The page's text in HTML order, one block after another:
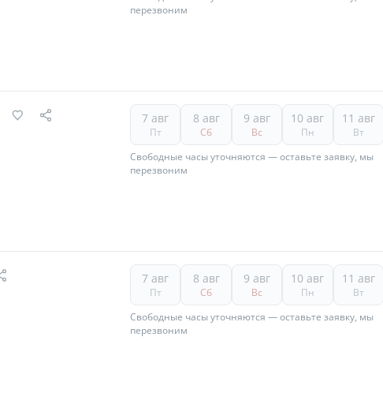
перезвоним
7 авг
Пт
8 авг
Сб
9 авг
Вс
10 авг
Пн
11 авг
Вт
Свободные часы уточняются — оставьте заявку, мы
перезвоним
7 авг
Пт
8 авг
Сб
9 авг
Вс
10 авг
Пн
11 авг
Вт
Свободные часы уточняются — оставьте заявку, мы
перезвоним